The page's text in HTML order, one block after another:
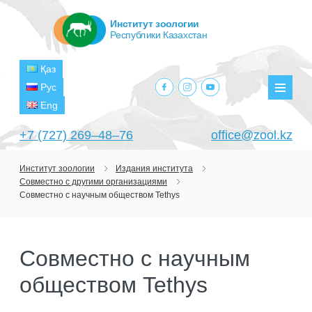
+7 (727) 269‒48‒76 office@zool.kz
Қаз
Рус
Eng
facebook.com
instagram.com
youtube.com
Институт зоологии
Республики Казахстан
ГЛАВНАЯ
РУКОВОДСТВО
СТРУКТУРА
ЛАБОРАТОРИЯ ТЕРИОЛОГИИ
НАУЧНО-ИССЛЕДОВАТЕЛЬСКИЕ
ПРОЕКТЫ
Институт зоологии
Издания института
Совместно с другими организациями
Совместно с научным обществом Tethys
Совместно с научным
обществом Tethys